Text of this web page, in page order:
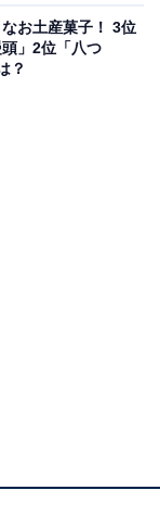
なかが膨れると
べやすいサイ
お土産菓子！ 3位
頭」2位「八つ
？